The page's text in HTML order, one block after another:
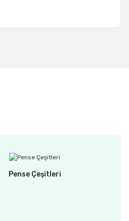
Pense Çeşitleri